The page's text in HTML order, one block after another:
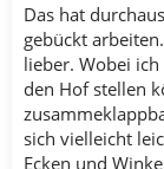
Das hat
gebückt
lieber. Wobei
den Hof stellen
sich vielleicht
Ecken und